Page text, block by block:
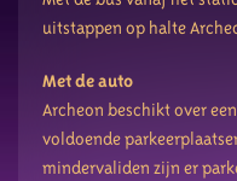
uitstappen op halte
Met de auto
Archeon beschikt over
voldoende
mindervaliden zijn er